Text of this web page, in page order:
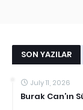
SON YAZILAR
July 11, 2026
Burak Can’ın